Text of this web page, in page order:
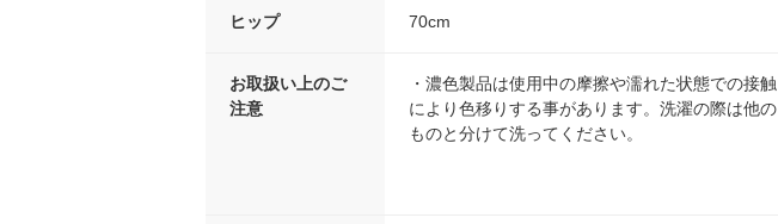
ヒップ 70cm
お取扱い上のご
注意
・濃色製品は使用中の摩擦や濡れた状態での接触
により色移りする事があります。洗濯の際は他の
ものと分けて洗ってください。